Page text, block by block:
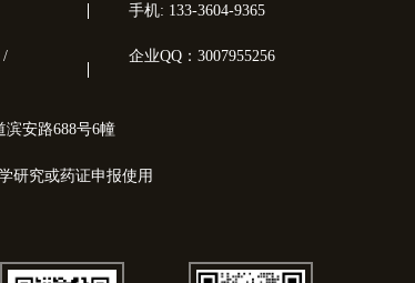
手机: 133-3604-9365
/
企业QQ：3007955256
安路688号6幢
研究或药证申报使用